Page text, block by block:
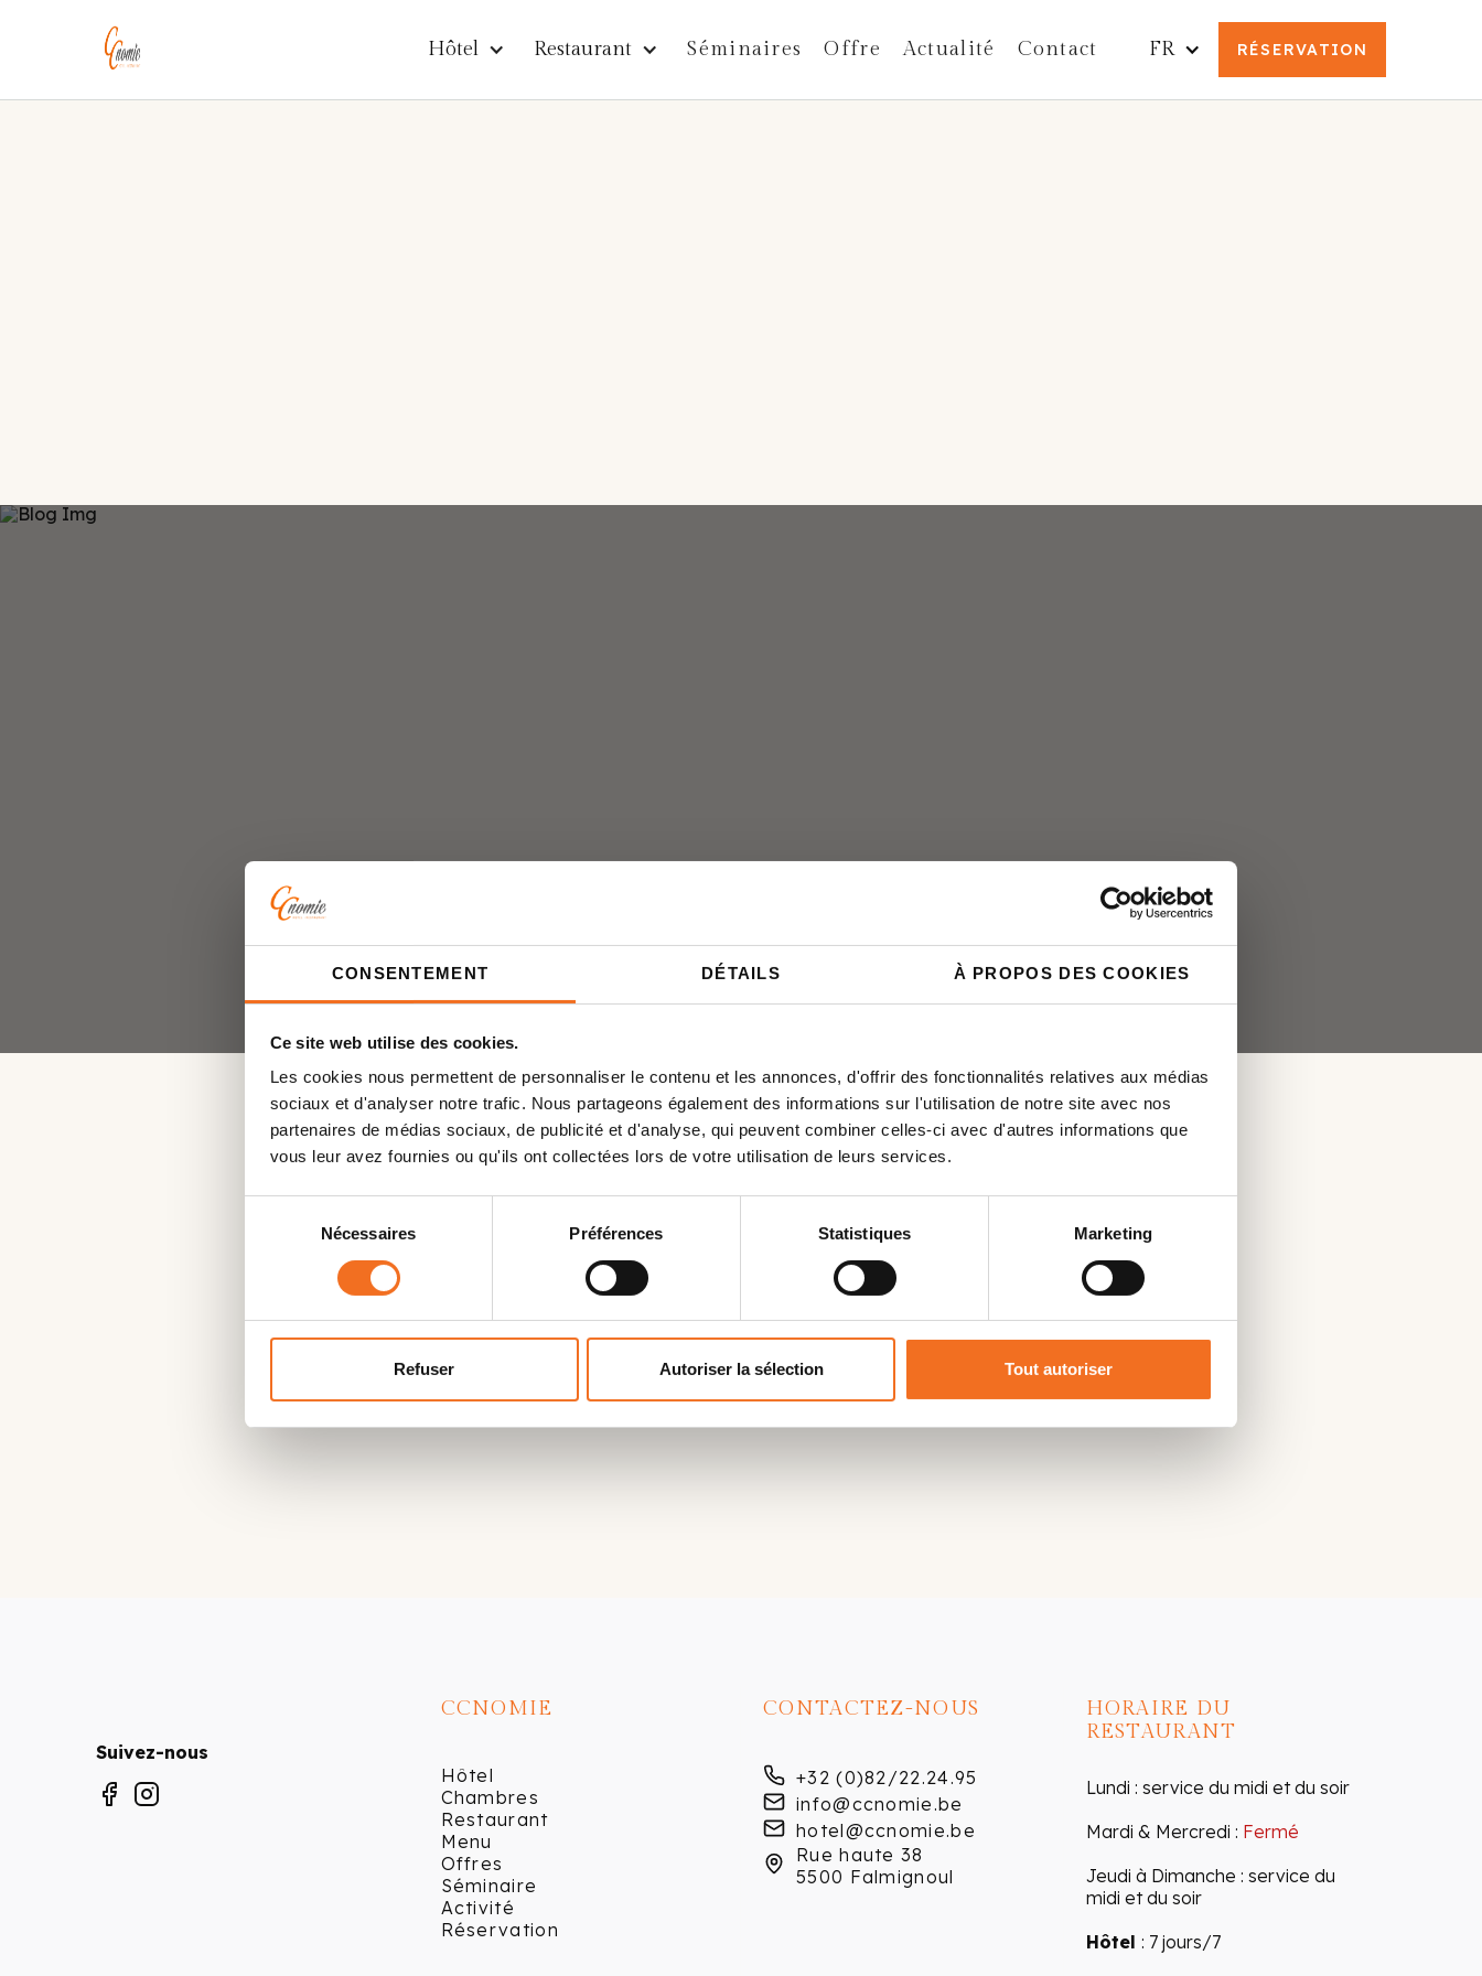
CONSENTEMENT DÉTAILS À PROPOS DES COOKIES
Ce site web utilise des cookies.
Les cookies nous permettent de personnaliser le contenu et les annonces, d'offrir des fonctionnalités relatives aux médias
sociaux et d'analyser notre trafic. Nous partageons également des informations sur l'utilisation de notre site avec nos
partenaires de médias sociaux, de publicité et d'analyse, qui peuvent combiner celles-ci avec d'autres informations que
vous leur avez fournies ou qu'ils ont collectées lors de votre utilisation de leurs services.
consentement
Nécessaires Préférences Statistiques Marketing
Refuser Autoriser la sélection Tout autoriser
Hôtel Restaurant Séminaires Offre Actualité Contact FR RÉSERVATION
Suivez-nous
CCNOMIE
Hôtel
Chambres
Restaurant
Menu
Offres
Séminaire
Activité
Réservation
CONTACTEZ-NOUS
+32 (0)82/22.24.95
info@ccnomie.be
hotel@ccnomie.be
Rue haute 38
5500 Falmignoul
HORAIRE DU
RESTAURANT
Lundi : service du midi et du soir
Mardi & Mercredi : Fermé
Jeudi à Dimanche : service du
midi et du soir
Hôtel : 7 jours/7